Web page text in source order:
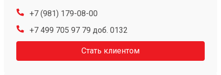
+7 (981) 179-08-00
+7 499 705 97 79 доб. 0132
Стать клиентом